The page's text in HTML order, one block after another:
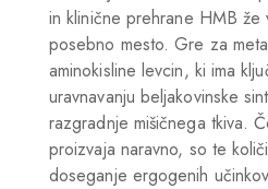
in klinične prehrane HMB že
posebno mesto. Gre za
aminokisline levcin, ki ima
uravnavanju beljakovinske
razgradnje mišičnega tkiva.
proizvaja naravno, so te
doseganje ergogenih